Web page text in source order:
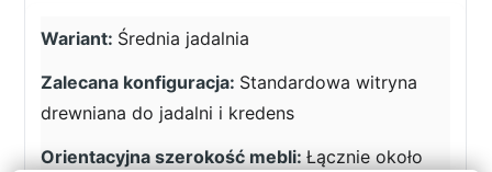
Średnia jadalnia
Standardowa witryna
drewniana do jadalni i kredens
Łącznie około